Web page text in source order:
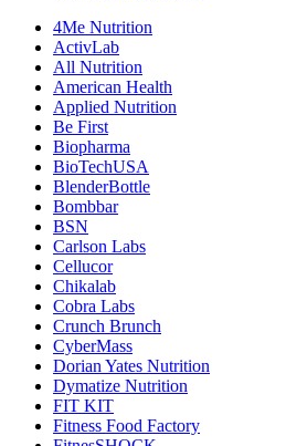
4Me Nutrition
ActivLab
All Nutrition
American Health
Applied Nutrition
Be First
Biopharma
BioTechUSA
BlenderBottle
Bombbar
BSN
Carlson Labs
Cellucor
Chikalab
Cobra Labs
Crunch Brunch
CyberMass
Dorian Yates Nutrition
Dymatize Nutrition
FIT KIT
Fitness Food Factory